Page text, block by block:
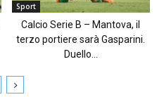
Sport
Calcio Serie B – Mantova, il
terzo portiere sarà Gasparini.
Duello...